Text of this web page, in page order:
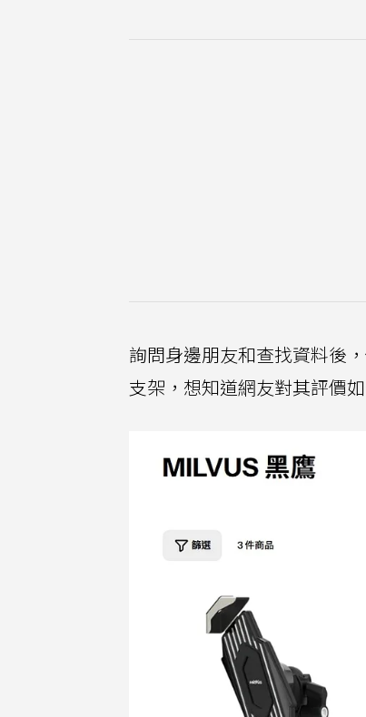
詢問身邊朋友和查找資料後
支架，想知道網友對其評價如